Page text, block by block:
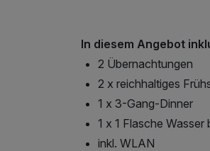
In diesem Angebot
2 Übernachtungen
2 x reichhaltiges
1 x 3-Gang-Dinner
1 x 1 Flasche Wasser
inkl. WLAN